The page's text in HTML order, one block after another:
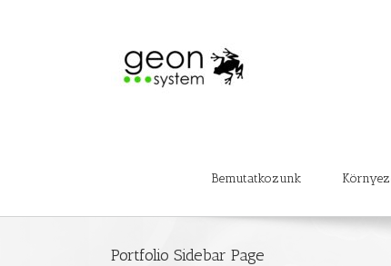
Bemutatkozunk
Portfolio Sidebar Page